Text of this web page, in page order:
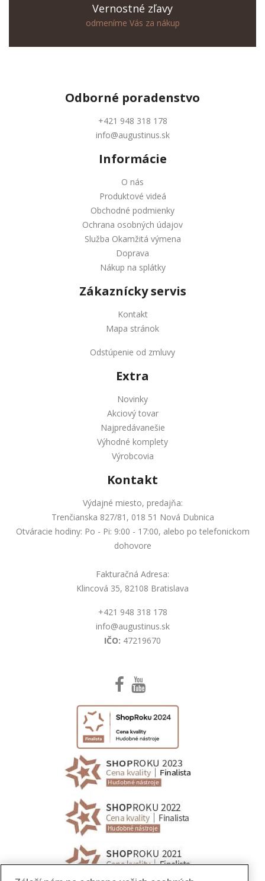
Vernostné zľavy
odmeníme Vás za nákup
Odborné poradenstvo
+421 948 318 178
info@augustinus.sk
Informácie
O nás
Produktové videá
Obchodné podmienky
Ochrana osobných údajov
Služba Okamžitá výmena
Doprava
Nákup na splátky
Zákaznícky servis
Kontakt
Mapa stránok
Odstúpenie od zmluvy
Extra
Novinky
Akciový tovar
Najpredávanešie
Výhodné komplety
Výrobcovia
Kontakt
Výdajné miesto, predajňa:
Trenčianska 827/81, 018 51 Nová Dubnica
Otváracie hodiny: Po - Pi: 9:00 - 17:00, alebo po telefonickom
dohovore
Fakturačná Adresa:
Klincová 35, 82108 Bratislava
+421 948 318 178
info@augustinus.sk
IČO: 47219670